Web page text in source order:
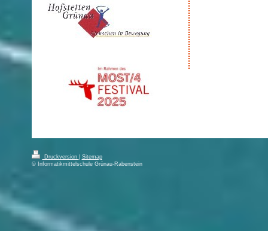
Druckversion
Sitemap
© Informatikmittelschule Grünau-Rabenstein